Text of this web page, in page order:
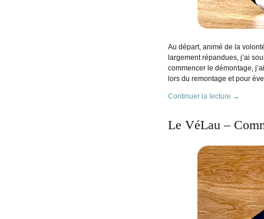
Au départ, animé de la
largement répandues, j’ai
commencer le démontage,
lors du remontage et pour
Continuer la lecture →
Le VéLau –